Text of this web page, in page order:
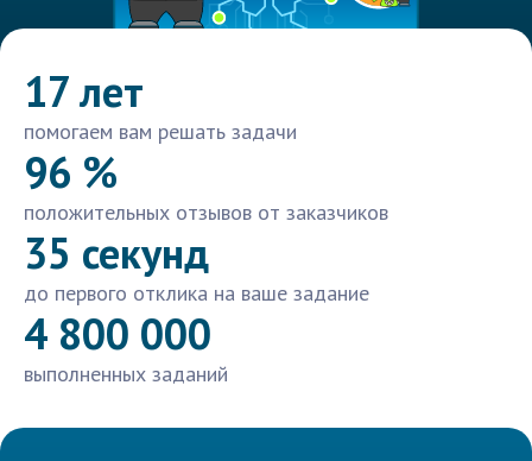
17 лет
помогаем вам решать задачи
96 %
положительных отзывов от заказчиков
35 секунд
до первого отклика на ваше задание
4 800 000
выполненных заданий